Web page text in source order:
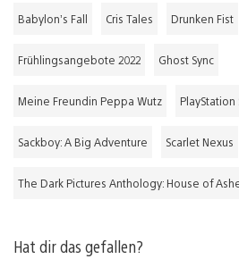
Babylon’s Fall Cris Tales Drunken Fist
Frühlingsangebote 2022 Ghost Sync
Meine Freundin Peppa Wutz PlayStation
Sackboy: A Big Adventure Scarlet Nexus
The Dark Pictures Anthology: House of
Hat dir das gefallen?